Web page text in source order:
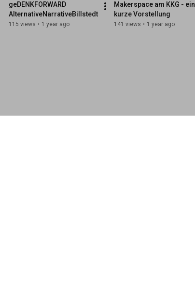
geDENKFORWARD
AlternativeNarrativeBillstedt
115 views • 1 year ago
Makerspace am KKG -
kurze Vorstellung
141 views • 1 year ago